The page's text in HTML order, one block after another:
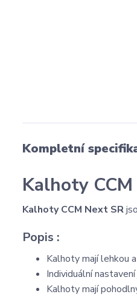
Kompletní
Kalhoty
Kalhoty CCM Next SR
Popis :
Kalhoty mají lehkou
Individuální
Kalhoty mají